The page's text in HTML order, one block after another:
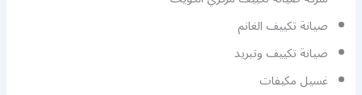
صيانة تكييف الغانم
صيانة تكييف وتبريد
غسيل مكيفات